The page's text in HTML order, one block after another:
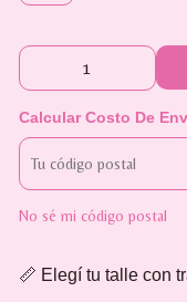
Calcular Costo De
No sé mi código postal
📏 Elegí tu talle con